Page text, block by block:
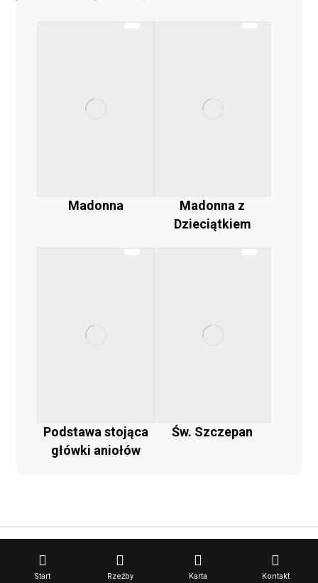
Madonna
Madonna z
Dzieciątkiem
Podstawa stojąca
główki aniołów
Św. Szczepan
Start Rzeźby Karta Kontakt